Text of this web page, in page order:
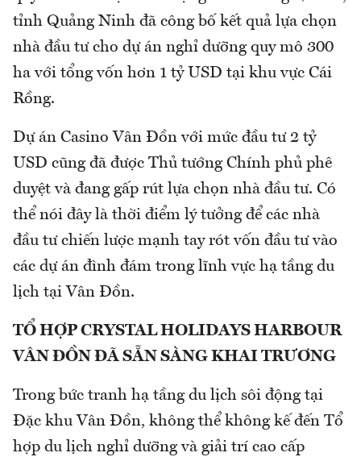
tỉnh Quảng Ninh đã công bố kết quả lựa chọn
nhà đầu tư cho dự án nghỉ dưỡng quy mô 300
ha với tổng vốn hơn 1 tỷ USD tại khu vực Cái
Rồng.
Dự án Casino Vân Đồn với mức đầu tư 2 tỷ
USD cũng đã được Thủ tướng Chính phủ phê
duyệt và đang gấp rút lựa chọn nhà đầu tư. Có
thể nói đây là thời điểm lý tưởng để các nhà
đầu tư chiến lược mạnh tay rót vốn đầu tư vào
các dự án đình đám trong lĩnh vực hạ tầng du
lịch tại Vân Đồn.
TỔ HỢP CRYSTAL HOLIDAYS HARBOUR
VÂN ĐỒN ĐÃ SẴN SÀNG KHAI TRƯƠNG
Trong bức tranh hạ tầng du lịch sôi động tại
Đặc khu Vân Đồn, không thể không kế đến Tổ
hợp du lịch nghỉ dưỡng và giải trí cao cấp